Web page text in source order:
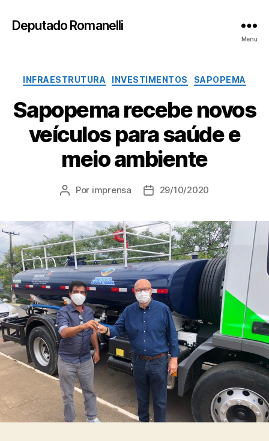
Deputado Romanelli
Menu
Categorias
INFRAESTRUTURA INVESTIMENTOS SAPOPEMA
Sapopema recebe novos
veículos para saúde e
meio ambiente
Autor
Por imprensa
Data29/10/2020